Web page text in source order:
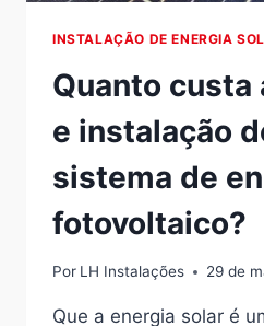
INSTALAÇÃO DE ENERGIA
Quanto custa
e instalação
sistema de
fotovoltaico?
Por LH Instalações 29 de
Que a energia solar é